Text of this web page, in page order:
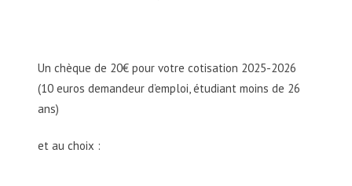
Un chèque de 20€ pour votre cotisation 2025-2026
(10 euros demandeur d’emploi, étudiant moins de 26
ans)
et au choix :